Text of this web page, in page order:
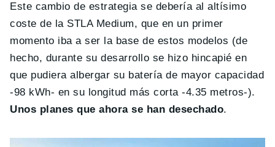
Este cambio de estrategia se debería al altísimo
coste de la STLA Medium, que en un primer
momento iba a ser la base de estos modelos (de
hecho, durante su desarrollo se hizo hincapié en
que pudiera albergar su batería de mayor capacidad
-98 kWh- en su longitud más corta -4.35 metros-).
Unos planes que ahora se han desechado.